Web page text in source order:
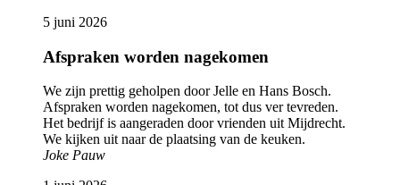
5 juni 2026
Afspraken worden nagekomen
We zijn prettig geholpen door Jelle en Hans Bosch.
Afspraken worden nagekomen, tot dus ver tevreden.
Het bedrijf is aangeraden door vrienden uit Mijdrecht.
We kijken uit naar de plaatsing van de keuken.
Joke Pauw